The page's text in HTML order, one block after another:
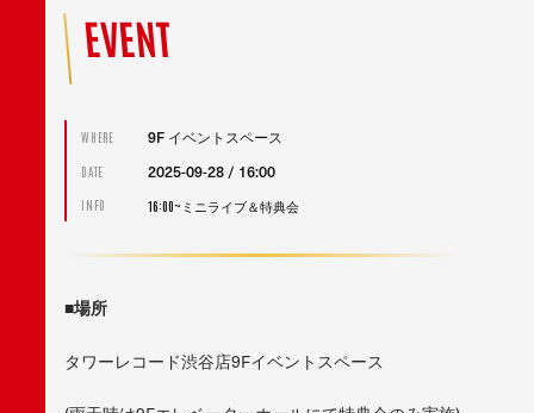
EVENT
WHERE 9F イベントスペース
DATE 2025-09-28 / 16:00
INFO 16:00~ミニライブ＆特典会
■場所
タワーレコード渋谷店9Fイベントスペース